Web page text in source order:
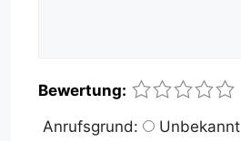
Name
E-
Adresse
Website
Bewertung: 5
4
3
2
1
Anrufsgrund:
Unbekannt